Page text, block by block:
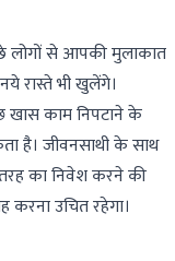
लोगों से आपकी मुलाकात
रास्ते भी खुलेंगे।
काम निपटाने के
है। जीवनसाथी के साथ
का निवेश करने की
उचित रहेगा।